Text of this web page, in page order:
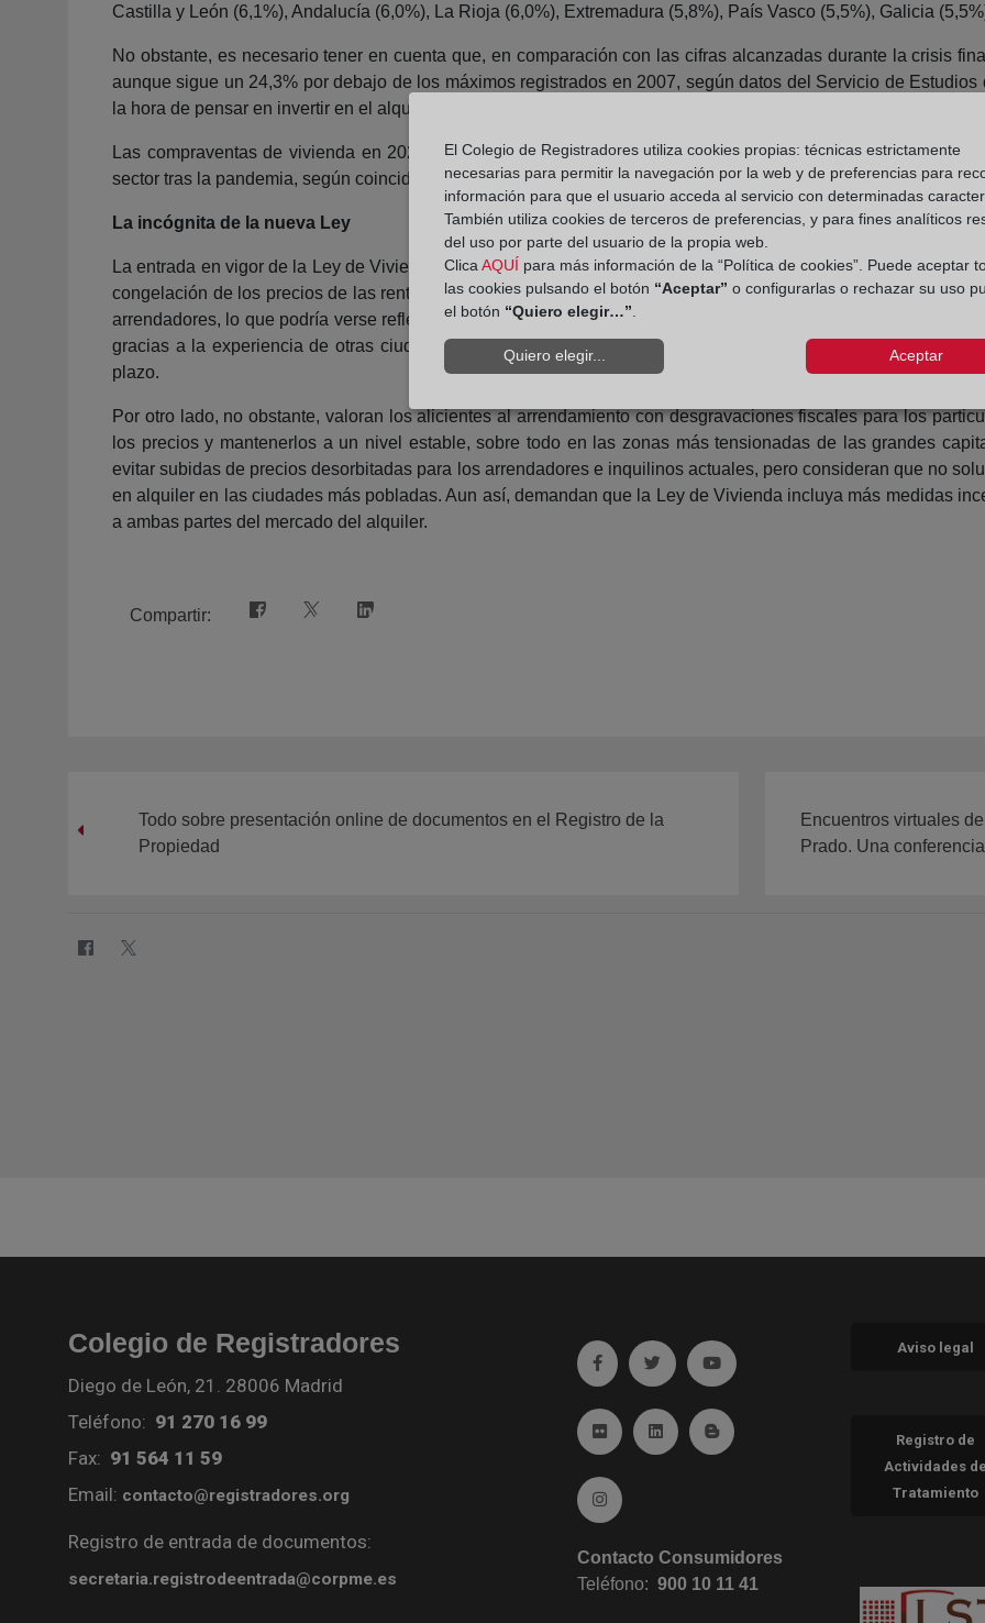
Castilla y León (6,1%), Andalucía (6,0%), La Rioja (6,0%), Extremadura (5,8%), País Vasco (5,5%), Galicia
No obstante, es necesario tener en cuenta que, en comparación con las cifras alcanzadas durante la crisis
aunque sigue un 24,3% por debajo de los máximos registrados en 2007, según datos del Servicio de
la hora de pensar en invertir en el alquiler.
Las compraventas de vivienda en 2021, con un crecimiento del 34,6% respecto al año anterior, superaron
sector tras la pandemia, según coinciden los principales portales inmobiliarios.
La incógnita de la nueva Ley
La entrada en vigor de la Ley de Vivienda, además, trae nuevas incógnitas al mercado del alquiler. Así, los
congelación de los precios de las rentas para los pequeños propietarios de todo el país es una medida
arrendadores, lo que podría verse reflejado en la contracción de la oferta de viviendas en renta. Algo que
gracias a la experiencia de otras ciudades vecinas europeas como por ejemplo Berlín, se ha demostrado
plazo.
Por otro lado, no obstante, valoran los alicientes al arrendamiento con desgravaciones fiscales para los
los precios y mantenerlos a un nivel estable, sobre todo en las zonas más tensionadas de las grandes
evitar subidas de precios desorbitadas para los arrendadores e inquilinos actuales, pero consideran que no
en alquiler en las ciudades más pobladas. Aun así, demandan que la Ley de Vivienda incluya más medidas
a ambas partes del mercado del alquiler.
Compartir:
Todo sobre presentación online de documentos en el Registro de la
Propiedad
Encuentros virtuales
Prado. Una
Colegio de Registradores
Diego de León, 21. 28006 Madrid
Teléfono: 91 270 16 99
Fax: 91 564 11 59
Email: contacto@registradores.org
Registro de entrada de documentos:
secretaria.registrodeentrada@corpme.es
Ir a facebook (abre en ventana nueva)
Ir a twitter (abre en ventana nueva)
Ir a YouTube (abre en ventana nueva)
Ir a Flickr (abre en ventana nueva)
Ir a Linkedin (abre en ventana nueva)
Ir al Blog (abre en ventana nueva)
Ir a Instagram (abre en ventana nueva)
Contacto Consumidores
Teléfono:900 10 11 41
Aviso legal
Registro de
Actividades de
Tratamiento
El Colegio de Registradores utiliza cookies propias: técnicas estrictamente
necesarias para permitir la navegación por la web y de preferencias para
información para que el usuario acceda al servicio con determinadas
También utiliza cookies de terceros de preferencias, y para fines analíticos
del uso por parte del usuario de la propia web.
Clica AQUÍ para más información de la “Política de cookies”. Puede aceptar
las cookies pulsando el botón “Aceptar” o configurarlas o rechazar su uso
el botón “Quiero elegir…”
Quiero elegir... Aceptar